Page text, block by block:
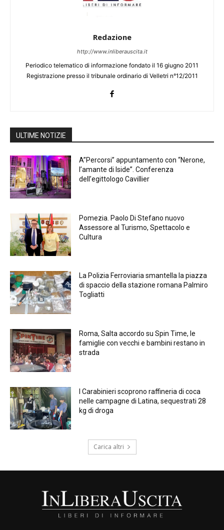
Redazione
http://www.inliberauscita.it
Periodico telematico di informazione fondato il 16 giugno 2011
Registrazione presso il tribunale ordinario di Velletri n°12/2011
ULTIME NOTIZIE
A”Percorsi” appuntamento con “Nerone,
l’amante di Iside”. Conferenza
dell’egittologo Cavillier
Pomezia. Paolo Di Stefano nuovo
Assessore al Turismo, Spettacolo e
Cultura
La Polizia Ferroviaria smantella la piazza
di spaccio della stazione romana Palmiro
Togliatti
Roma, Salta accordo su Spin Time, le
famiglie con vecchi e bambini restano in
strada
I Carabinieri scoprono raffineria di coca
nelle campagne di Latina, sequestrati 28
kg di droga
Carica altri